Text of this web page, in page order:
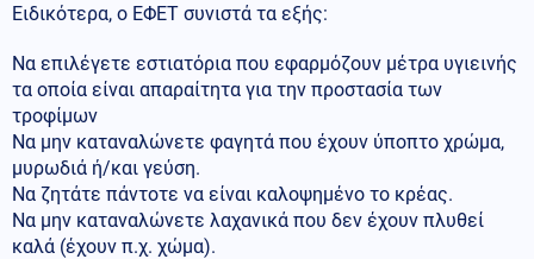
Ειδικότερα, ο ΕΦΕΤ συνιστά τα εξής:
Να επιλέγετε εστιατόρια που εφαρμόζουν μέτρα υγιεινής
τα οποία είναι απαραίτητα για την προστασία των
τροφίμων
Να μην καταναλώνετε φαγητά που έχουν ύποπτο χρώμα,
μυρωδιά ή/και γεύση.
Να ζητάτε πάντοτε να είναι καλοψημένο το κρέας.
Να μην καταναλώνετε λαχανικά που δεν έχουν πλυθεί
καλά (έχουν π.χ. χώμα).